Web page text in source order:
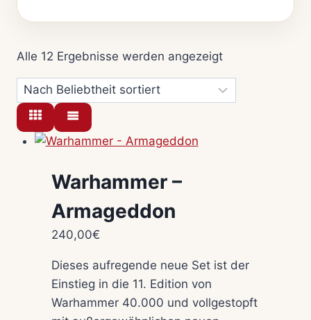
Alle 12 Ergebnisse werden angezeigtNach
Beliebtheit
sortiert
Warhammer –
Armageddon
240,00€
Dieses aufregende neue Set ist der
Einstieg in die 11. Edition von
Warhammer 40.000 und vollgestopft